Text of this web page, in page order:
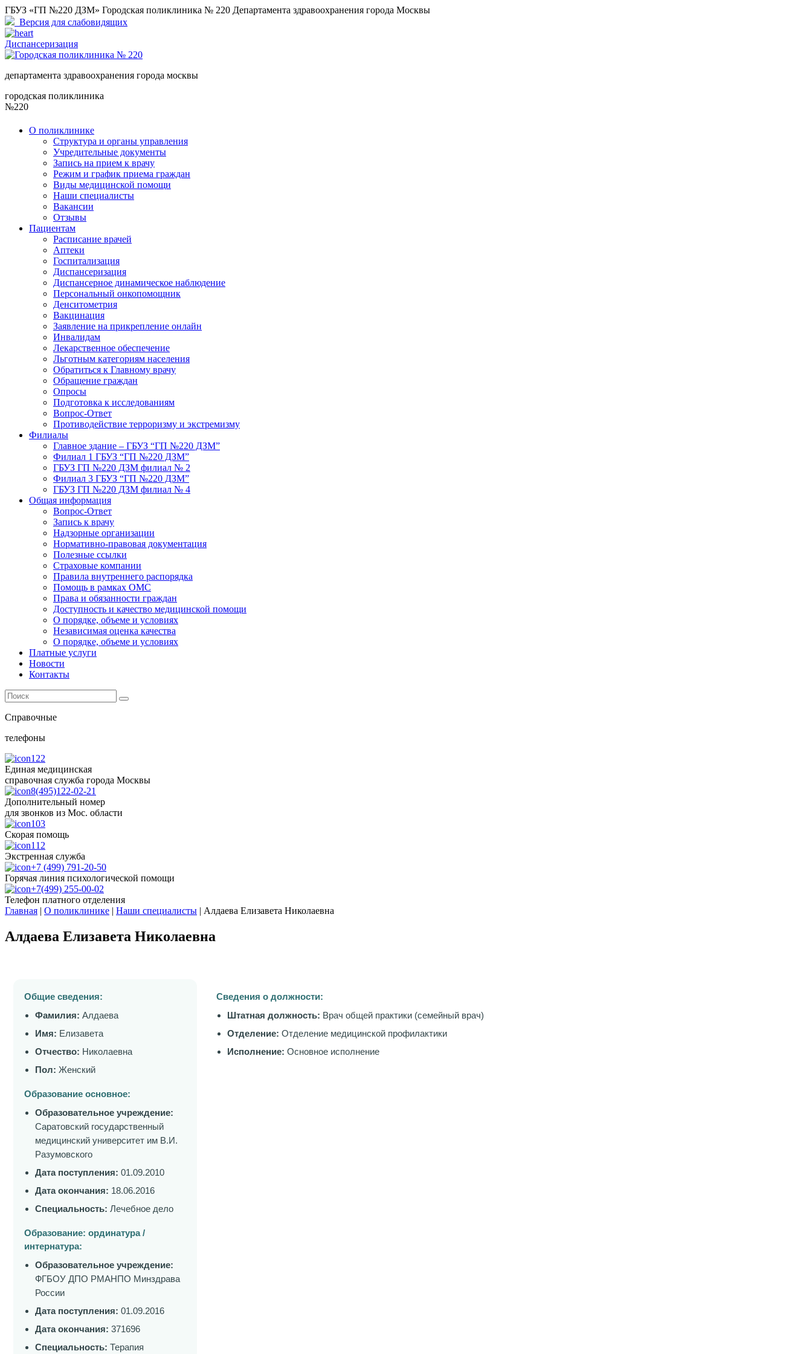
ГБУЗ «ГП №220 ДЗМ» Городская поликлиника № 220 Департамента здравоохранения города Москвы
Версия для слабовидящих
Диспансеризация
департамента здравоохранения города москвы
городская поликлиника
№220
О поликлинике
Структура и органы управления
Учредительные документы
Запись на прием к врачу
Режим и график приема граждан
Виды медицинской помощи
Наши специалисты
Вакансии
Отзывы
Пациентам
Расписание врачей
Аптеки
Госпитализация
Диспансеризация
Диспансерное динамическое наблюдение
Персональный онкопомощник
Денситометрия
Вакцинация
Заявление на прикрепление онлайн
Инвалидам
Лекарственное обеспечение
Льготным категориям населения
Обратиться к Главному врачу
Обращение граждан
Опросы
Подготовка к исследованиям
Вопрос-Ответ
Противодействие терроризму и экстремизму
Филиалы
Главное здание – ГБУЗ “ГП №220 ДЗМ”
Филиал 1 ГБУЗ “ГП №220 ДЗМ”
ГБУЗ ГП №220 ДЗМ филиал № 2
Филиал 3 ГБУЗ “ГП №220 ДЗМ”
ГБУЗ ГП №220 ДЗМ филиал № 4
Общая информация
Вопрос-Ответ
Запись к врачу
Надзорные организации
Нормативно-правовая документация
Полезные ссылки
Страховые компании
Правила внутреннего распорядка
Помощь в рамках ОМС
Права и обязанности граждан
Доступность и качество медицинской помощи
О порядке, объеме и условиях
Независимая оценка качества
О порядке, объеме и условиях
Платные услуги
Новости
Контакты
Справочные
телефоны
122
Единая медицинская
справочная служба города Москвы
8(495)122-02-21
Дополнительный номер
для звонков из Мос. области
103
Скорая помощь
112
Экстренная служба
+7 (499) 791-20-50
Горячая линия психологической помощи
+7(499) 255-00-02
Телефон платного отделения
Главная | О поликлинике | Наши специалисты | Алдаева Елизавета Николаевна
Алдаева Елизавета Николаевна
Общие сведения:
Фамилия: Алдаева
Имя: Елизавета
Отчество: Николаевна
Пол: Женский
Образование основное:
Образовательное учреждение:
Саратовский государственный
медицинский университет им В.И.
Разумовского
Дата поступления: 01.09.2010
Дата окончания: 18.06.2016
Специальность: Лечебное дело
Образование: ординатура /
интернатура:
Образовательное учреждение:
ФГБОУ ДПО РМАНПО Минздрава
России
Дата поступления: 01.09.2016
Дата окончания: 371696
Специальность: Терапия
Сведения о должности:
Штатная должность: Врач общей практики (семейный врач)
Отделение: Отделение медицинской профилактики
Исполнение: Основное исполнение